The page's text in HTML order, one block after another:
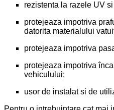
rezistenta la razele UV
protejeaza impotriva
datorita materialului
protejeaza impotriva
protejeaza impotriva
vehiculului;
usor de instalat si de